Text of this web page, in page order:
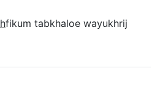
hfikum tabkhaloe wayukhrij